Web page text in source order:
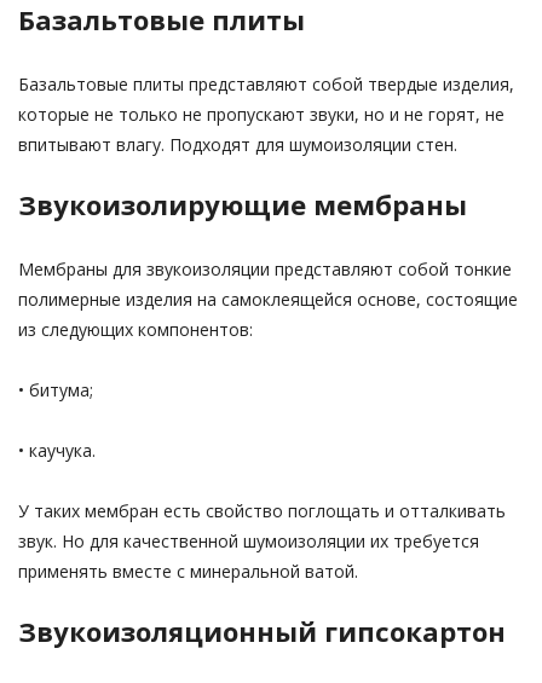
Базальтовые плиты
Базальтовые плиты представляют собой твердые изделия,
которые не только не пропускают звуки, но и не горят, не
впитывают влагу. Подходят для шумоизоляции стен.
Звукоизолирующие мембраны
Мембраны для звукоизоляции представляют собой тонкие
полимерные изделия на самоклеящейся основе, состоящие
из следующих компонентов:
• битума;
• каучука.
У таких мембран есть свойство поглощать и отталкивать
звук. Но для качественной шумоизоляции их требуется
применять вместе с минеральной ватой.
Звукоизоляционный гипсокартон